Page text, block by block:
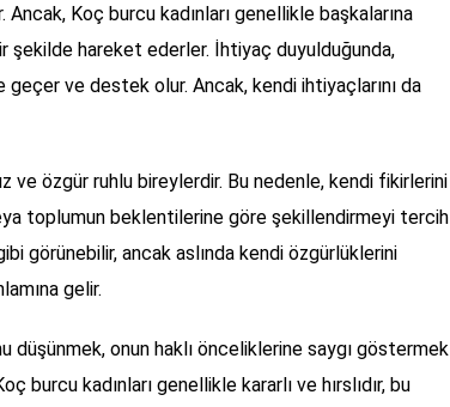
Ancak, Koç burcu kadınları genellikle başkalarına
şekilde hareket ederler. İhtiyaç duyulduğunda,
geçer ve destek olur. Ancak, kendi ihtiyaçlarını da
ve özgür ruhlu bireylerdir. Bu nedenle, kendi fikirlerini
toplumun beklentilerine göre şekillendirmeyi tercih
görünebilir, ancak aslında kendi özgürlüklerini
gelir.
düşünmek, onun haklı önceliklerine saygı göstermek
burcu kadınları genellikle kararlı ve hırslıdır, bu